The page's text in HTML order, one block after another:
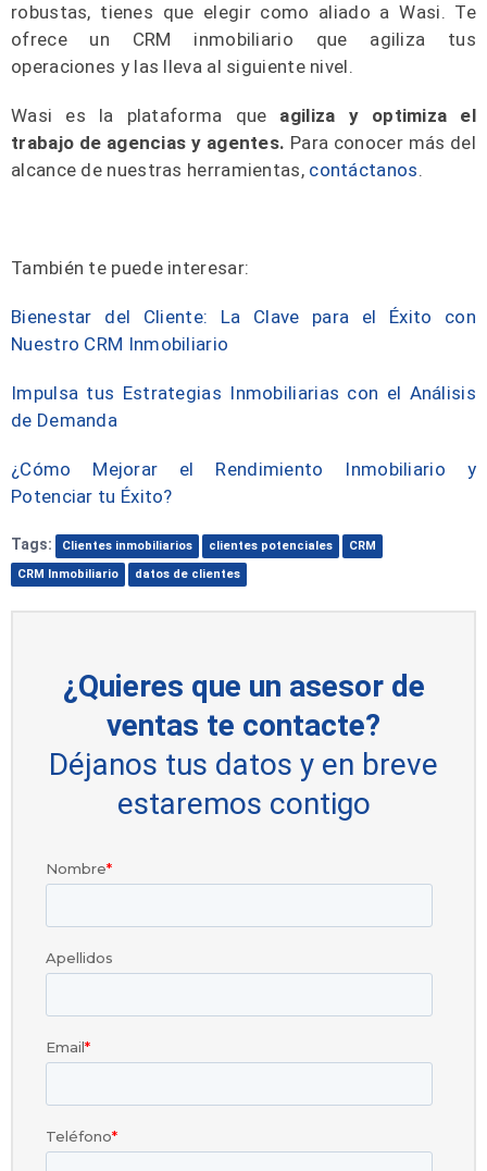
robustas, tienes que elegir como aliado a Wasi. Te
ofrece un CRM inmobiliario que agiliza tus
operaciones y las lleva al siguiente nivel.
Wasi es la plataforma que agiliza y optimiza el
trabajo de agencias y agentes. Para conocer más del
alcance de nuestras herramientas, contáctanos.
También te puede interesar:
Bienestar del Cliente: La Clave para el Éxito con
Nuestro CRM Inmobiliario
Impulsa tus Estrategias Inmobiliarias con el Análisis
de Demanda
¿Cómo Mejorar el Rendimiento Inmobiliario y
Potenciar tu Éxito?
Tags: Clientes inmobiliarios clientes potenciales
CRM
CRM Inmobiliario
datos de clientes
¿Quieres que un asesor de
ventas te contacte?
Déjanos tus datos y en breve
estaremos contigo